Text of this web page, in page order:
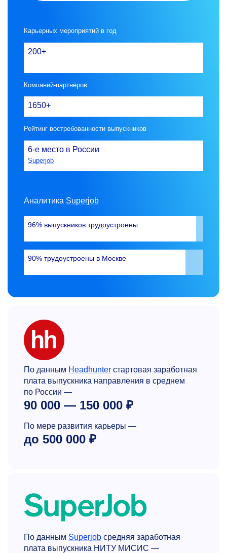
Карьерных мероприятий в год
200+
Компаний-партнёров
1650+
Рейтинг востребованности выпускников
6-е место в России
Superjob
Аналитика Superjob
96% выпускников трудоустроены
90% трудоустроены в Москве
По данным Headhunter стартовая заработная
плата выпускника направления в среднем
по России —
90 000 — 150 000 ₽
По мере развития карьеры —
до 500 000 ₽
По данным Superjob средняя заработная
плата выпускника НИТУ МИСИС —